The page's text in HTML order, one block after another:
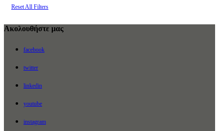
Reset All Filters
Ακολουθήστε μας
facebook
twitter
linkedin
youtube
instagram